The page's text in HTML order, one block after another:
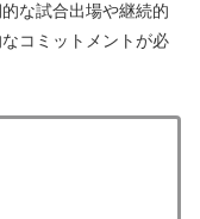
な試合出場や継続的
コミットメントが必